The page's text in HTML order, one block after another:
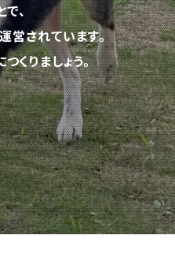
、
されています。
りましょう。